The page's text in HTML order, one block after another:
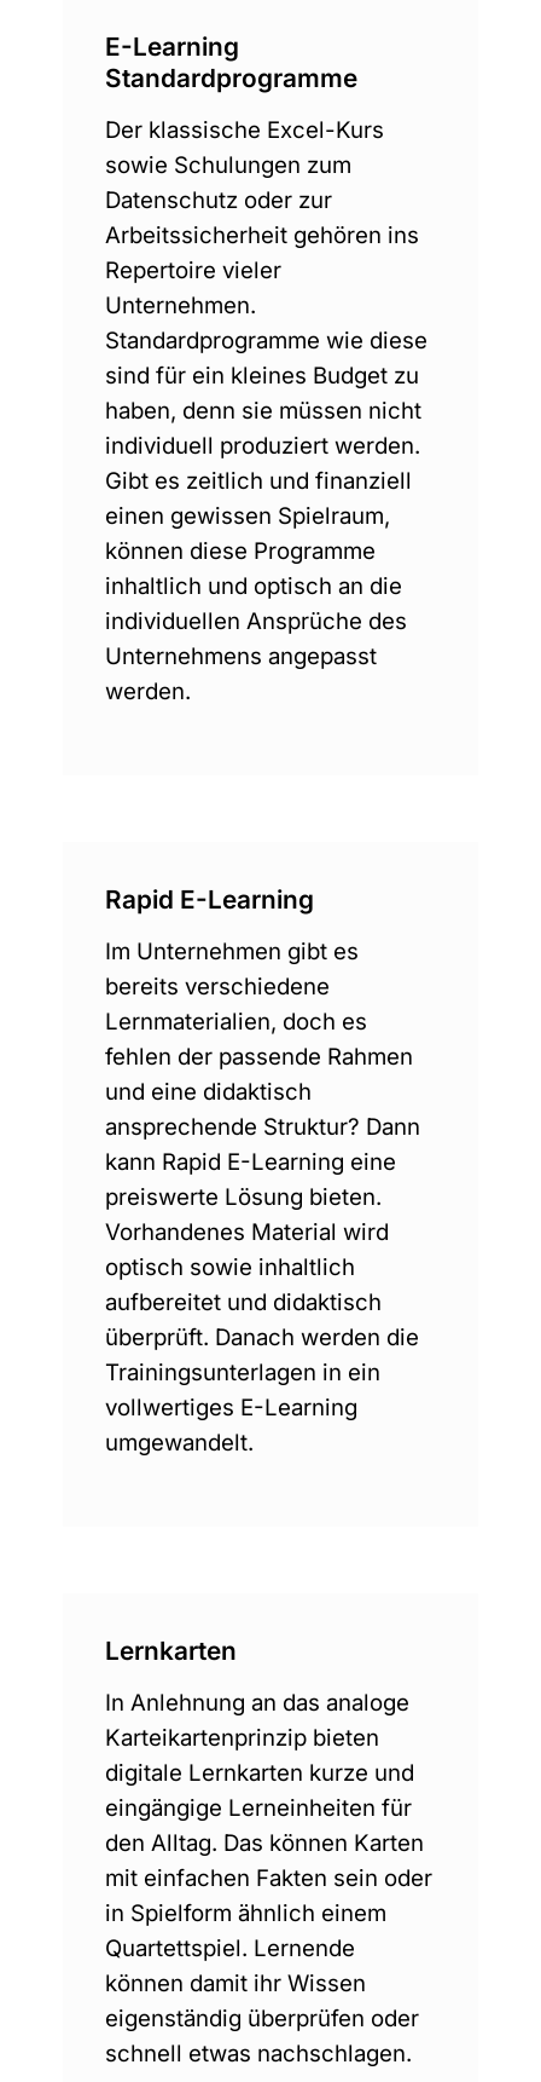
E-Learning
Standardprogramme
Der klassische Excel-Kurs
sowie Schulungen zum
Datenschutz oder zur
Arbeitssicherheit gehören ins
Repertoire vieler
Unternehmen.
Standardprogramme wie diese
sind für ein kleines Budget zu
haben, denn sie müssen nicht
individuell produziert werden.
Gibt es zeitlich und finanziell
einen gewissen Spielraum,
können diese Programme
inhaltlich und optisch an die
individuellen Ansprüche des
Unternehmens angepasst
werden.
Rapid E-Learning
Im Unternehmen gibt es
bereits verschiedene
Lernmaterialien, doch es
fehlen der passende Rahmen
und eine didaktisch
ansprechende Struktur? Dann
kann Rapid E-Learning eine
preiswerte Lösung bieten.
Vorhandenes Material wird
optisch sowie inhaltlich
aufbereitet und didaktisch
überprüft. Danach werden die
Trainingsunterlagen in ein
vollwertiges E-Learning
umgewandelt.
Lernkarten
In Anlehnung an das analoge
Karteikartenprinzip bieten
digitale Lernkarten kurze und
eingängige Lerneinheiten für
den Alltag. Das können Karten
mit einfachen Fakten sein oder
in Spielform ähnlich einem
Quartettspiel. Lernende
können damit ihr Wissen
eigenständig überprüfen oder
schnell etwas nachschlagen.